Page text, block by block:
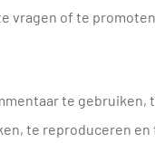
vragen of te
te gebruiken,
te reproduceren en